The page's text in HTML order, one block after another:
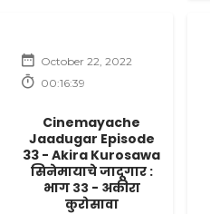
October 22, 2022
00:16:39
Cinemayache
Jaadugar Episode
33 - Akira Kurosawa
सिनेमायाचे जादूगार :
भाग ३३ - अकीरा
कुरोसावा